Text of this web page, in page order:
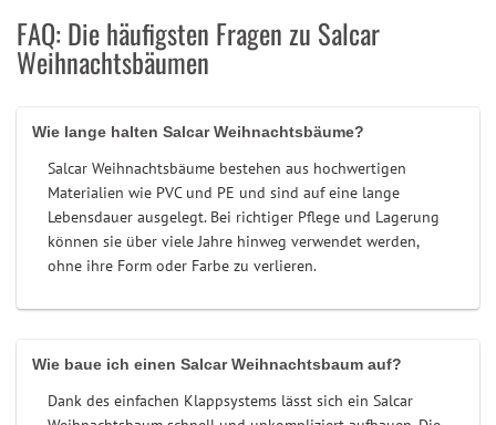
FAQ: Die häufigsten Fragen zu Salcar
Weihnachtsbäumen
Wie lange halten Salcar Weihnachtsbäume?
Salcar Weihnachtsbäume bestehen aus hochwertigen
Materialien wie PVC und PE und sind auf eine lange
Lebensdauer ausgelegt. Bei richtiger Pflege und Lagerung
können sie über viele Jahre hinweg verwendet werden,
ohne ihre Form oder Farbe zu verlieren.
Wie baue ich einen Salcar Weihnachtsbaum auf?
Dank des einfachen Klappsystems lässt sich ein Salcar